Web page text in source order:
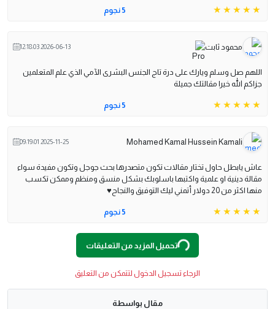
5 نجوم
محمود ثابت 2026-06-13 12:18:03
اللهم صل وسلم ويارك على درة تاج الجنس البشرى الآمي الذي علم المتعلمين
جزاكم الله خيرا مقالتك جميلة
5 نجوم
Mohamed Kamal Hussein Kamali
2025-11-25 09:19:01
عاش يابطل حاول تختار مقالات تكون متصدرها بحث جوجل وتكون مفيدة سواء
مقالة دينية او علمية واكتبها باسلوبك بشكل منسق ومنظم وممكن تكسب
منها اكثر من 20 دولار أتمني ليك التوفيق والنجاح♥
5 نجوم
L
.تحميل المزيد من التعليقات
الرجاء تسجيل الدخول لتتمكن من التعليق
مقال بواسطة